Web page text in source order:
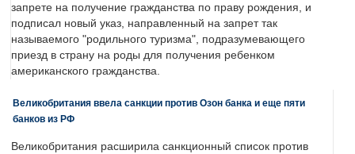
запрете на получение гражданства по праву рождения, и
подписал новый указ, направленный на запрет так
называемого "родильного туризма", подразумевающего
приезд в страну на роды для получения ребенком
американского гражданства.
Великобритания ввела санкции против Озон банка и еще пяти
банков из РФ
Великобритания расширила санкционный список против